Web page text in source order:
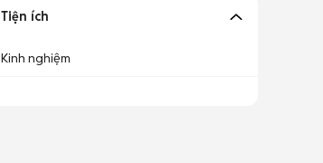
Tiện ích
Kinh nghiệm